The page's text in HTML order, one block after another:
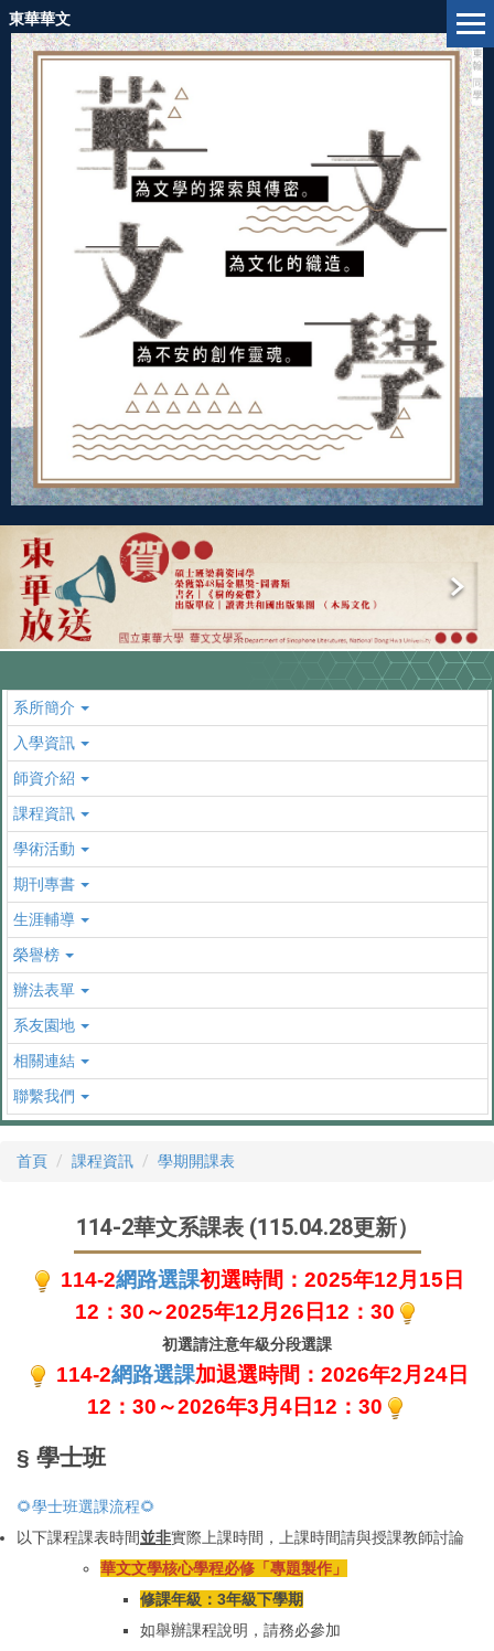
跳
到
主
要
內
容
區
東華華文
系所簡介
入學資訊
師資介紹
課程資訊
學術活動
期刊專書
生涯輔導
榮譽榜
辦法表單
系友園地
相關連結
聯繫我們
首頁 課程資訊 學期開課表
114-2華文系課表 (115.04.28更新）
114-2網路選課初選時間：2025年12月15日
12：30～2025年12月26日12：30
初選請注意年級分段選課
114-2網路選課加退選時間：2026年2月24日
12：30～2026年3月4日12：30
§ 學士班
🌻學士班選課流程🌻
以下課程課表時間並非實際上課時間，上課時間請與授課教師討論
華文文學核心學程必修「專題製作 」
修課年級：3年級下學期
如舉辦課程說明，請務必參加